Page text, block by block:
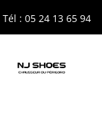
Tél : 05 24 13 65 94